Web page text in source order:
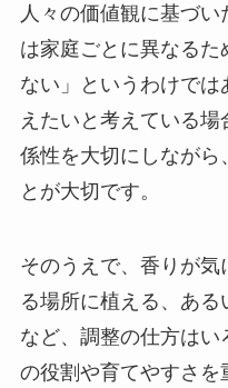
人々の価値観に基づ
は家庭ごとに異なる
ない」というわけで
えたいと考えている
係性を大切にしながら
とが大切です。
そのうえで、香りが
る場所に植える、あ
など、調整の仕方は
の役割や育てやすさ